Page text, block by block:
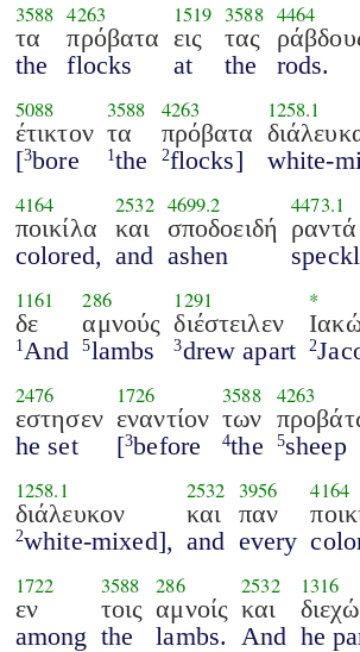
3588
τα
the
4263
πρόβατα
flocks
1519
εις
at
3588
τας
the
4464
rods.
5088
έτικτον
[3bore
3588
τα
1the
4263
πρόβατα
2flocks]
1258.1
white-
4164
ποικίλα
colored,
2532
και
and
4699.2
σποδοειδή
ashen
4473.1
ραντά
1161
δε
1 And
286
αμνούς
5lambs
1291
διέστειλεν
3drew apart
*
2
2476
εστησεν
he set
1726
εναντίον
[3before
3588
των
4the
4263
5sheep
1258.1
διάλευκον
2white-mixed],
2532
και
and
3956
παν
every
4164
1722
εν
among
3588
τοις
the
286
αμνοίς
lambs.
2532
και
And
1316
he